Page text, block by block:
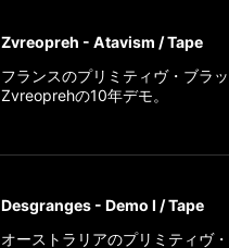
Zvreopreh - Atavism / Tape
フランスのプリミティヴ・ブラッ
Zvreoprehの10年デモ。
Desgranges - Demo I / Tape
オーストラリアのプリミティヴ